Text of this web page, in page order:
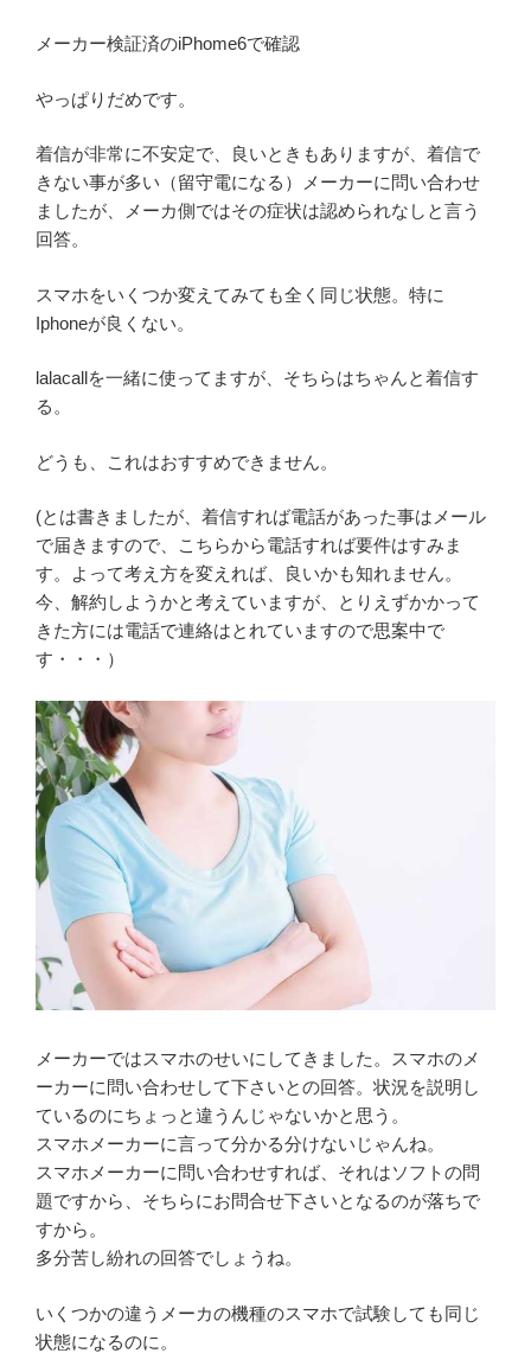
メーカー検証済のiPhome6で確認
やっぱりだめです。
着信が非常に不安定で、良いときもありますが、着信で
きない事が多い（留守電になる）メーカーに問い合わせ
ましたが、メーカ側ではその症状は認められなしと言う
回答。
スマホをいくつか変えてみても全く同じ状態。特に
Iphoneが良くない。
lalacallを一緒に使ってますが、そちらはちゃんと着信す
る。
どうも、これはおすすめできません。
(とは書きましたが、着信すれば電話があった事はメール
で届きますので、こちらから電話すれば要件はすみま
す。よって考え方を変えれば、良いかも知れません。
今、解約しようかと考えていますが、とりえずかかって
きた方には電話で連絡はとれていますので思案中で
す・・・）
メーカーではスマホのせいにしてきました。スマホのメ
ーカーに問い合わせして下さいとの回答。状況を説明し
ているのにちょっと違うんじゃないかと思う。
スマホメーカーに言って分かる分けないじゃんね。
スマホメーカーに問い合わせすれば、それはソフトの問
題ですから、そちらにお問合せ下さいとなるのが落ちで
すから。
多分苦し紛れの回答でしょうね。
いくつかの違うメーカの機種のスマホで試験しても同じ
状態になるのに。